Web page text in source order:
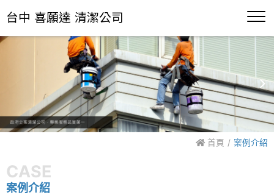
台中 喜願達 清潔公司
首頁 案例介紹
CASE
案例介紹